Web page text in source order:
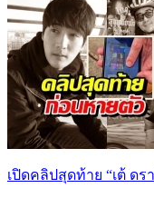
เปิดคลิปสุดท้าย “เต้ ด